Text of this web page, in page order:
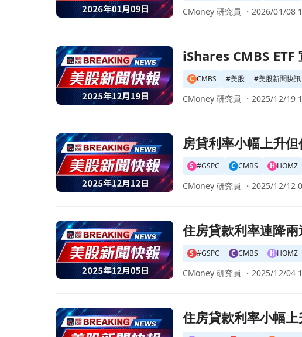
CMoney 研究員 ・2026/01/08
前往iShares CMBS ETF 宣佈每股 $0.1471 股息，投資者持
iShares CMBS ETF
C CMBS #美股 #美股新聞快訊
CMoney 研究員 ・2025/12/19
前往房貸利率小幅上升但仍低於年初平均水平！專家分析
房貸利率小幅上升
S #GSPC C CMBS H HOMZ
CMoney 研究員 ・2025/12/12
前往住房貸款利率連降兩週，買房環境更友善！頁面
住房貸款利率連降
S #GSPC C CMBS H HOMZ
CMoney 研究員 ・2025/12/04
前往住房貸款利率小幅上升，市場活動依然活躍！頁面
住房貸款利率小幅